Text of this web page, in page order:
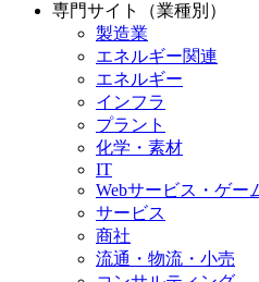
専門サイト（業種別）
製造業
エネルギー関連
エネルギー
インフラ
プラント
化学・素材
IT
Webサービス・ゲー
サービス
商社
流通・物流・小売